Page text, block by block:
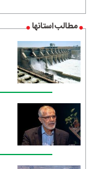
مطالب استانها